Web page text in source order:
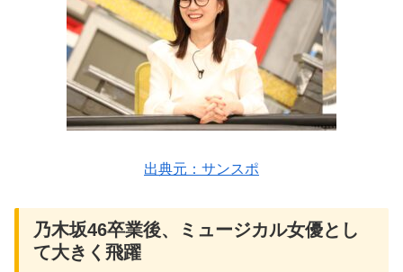
出典元：サンスポ
乃木坂46卒業後、ミュージカル女優とし
て大きく飛躍